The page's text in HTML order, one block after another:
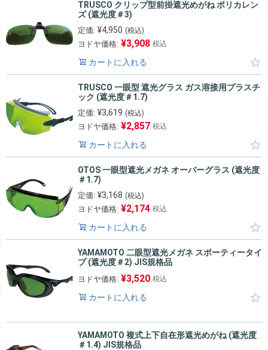
TRUSCO クリップ型前掛遮光めがね ポリカレン
ズ (遮光度＃3)
定価: ¥4,950 (税込)
ヨドヤ価格: ¥3,908 税込
カートに入れる
TRUSCO 一眼型 遮光グラス ガス溶接用プラスチ
ック (遮光度＃1.7)
定価: ¥3,619 (税込)
ヨドヤ価格: ¥2,857 税込
カートに入れる
OTOS 一眼型遮光メガネ オーバーグラス (遮光度
＃1.7)
定価: ¥3,168 (税込)
ヨドヤ価格: ¥2,174 税込
カートに入れる
YAMAMOTO 二眼型遮光メガネ スポーティータイ
プ (遮光度＃2) JIS規格品
ヨドヤ価格: ¥3,520 税込
カートに入れる
YAMAMOTO 複式上下自在形遮光めがね (遮光度
＃1.4) JIS規格品